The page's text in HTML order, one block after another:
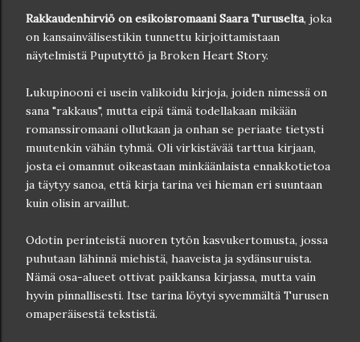
Rakkaudenhirviö on esikoisromaani Saara Turuselta, joka
on kansainvälisestikin tunnettu kirjoittamistaan
näytelmistä Puputyttö ja Broken Heart Story.
Lukupinooni ei usein valikoidu kirjoja, joiden nimessä on
sana "rakkaus", mutta eipä tämä todellakaan mikään
romanssiromaani ollutkaan ja onhan se periaate tietysti
muutenkin vähän tyhmä. Oli virkistävää tarttua kirjaan,
josta ei omannut oikeastaan minkäänlaista ennakkotietoa
ja täytyy sanoa, että kirja tarina vei hieman eri suuntaan
kuin olisin arvaillut.
Odotin perinteistä nuoren tytön kasvukertomusta, jossa
puhutaan lähinnä miehistä, haaveista ja sydänsuruista.
Nämä osa-alueet ottivat paikkansa kirjassa, mutta vain
hyvin pinnallisesti. Itse tarina löytyi syvemmältä Turusen
omaperäisestä tekstistä.